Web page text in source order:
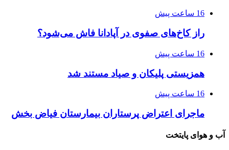
16 ساعت پیش
راز کاخ‌های صفوی در آپادانا فاش می‌شود؟
16 ساعت پیش
همزیستی پلیکان و صیاد مستند شد
16 ساعت پیش
ماجرای اعتراض پرستاران بیمارستان فیاض بخش
آب و هوای پایتخت